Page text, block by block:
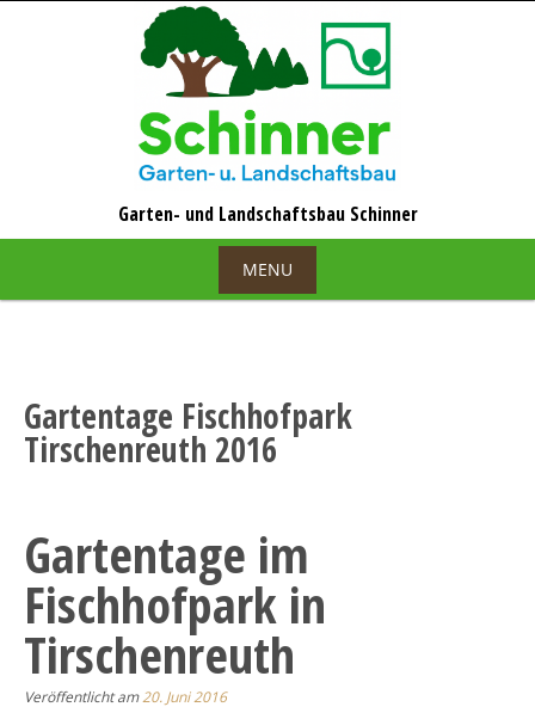
MENU
Gartentage Fischhofpark
Tirschenreuth 2016
Gartentage im
Fischhofpark in
Tirschenreuth
Veröffentlicht am20. Juni 2016